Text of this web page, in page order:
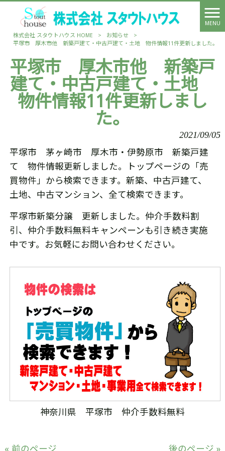
MENU
株式会社 スタウトハウス HOME
> お知らせ
>
平塚市 厚木市他 新築戸建て・中古戸建て・土地 物件情報11件更新しました。
平塚市 厚木市他 新築戸
建て・中古戸建て・土地
物件情報11件更新しまし
た。
2021/09/05
平塚市 茅ヶ崎市 厚木市・伊勢原市 新築戸建
て 物件情報更新しました。トップページの「売
買物件」から検索できます。新築、中古戸建て、
土地、中古マンション、全て検索できます。
平塚市新築分譲 更新しました。仲介手数料割
引、仲介手数料無料キャンペーンも引き続き実施
中です。お気軽にお問い合わせください。
神奈川県 平塚市 仲介手数料無料